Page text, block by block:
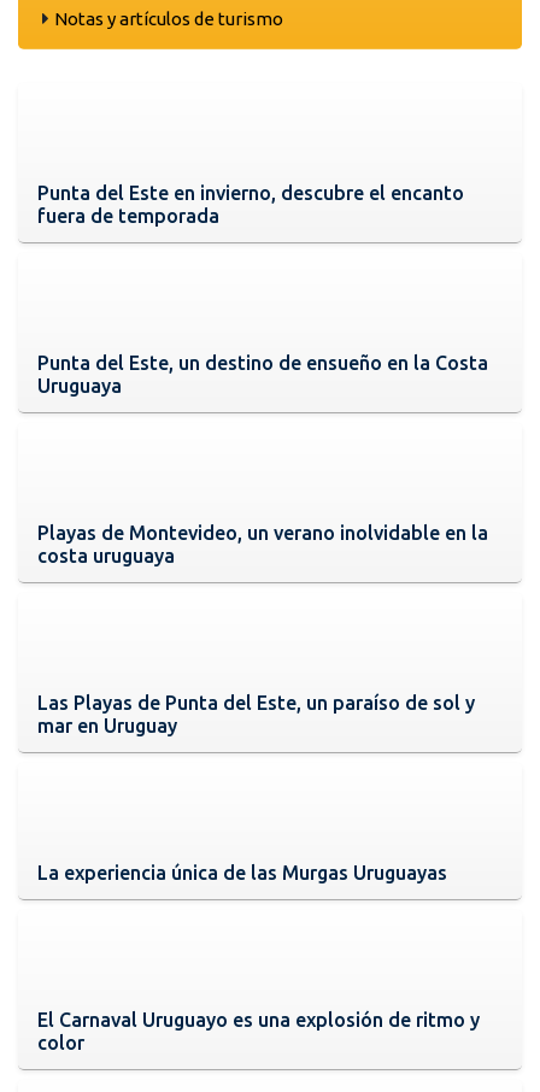
Notas y artículos de turismo
Punta del Este en invierno, descubre el encanto
fuera de temporada
Punta del Este, un destino de ensueño en la Costa
Uruguaya
Playas de Montevideo, un verano inolvidable en la
costa uruguaya
Las Playas de Punta del Este, un paraíso de sol y
mar en Uruguay
La experiencia única de las Murgas Uruguayas
El Carnaval Uruguayo es una explosión de ritmo y
color